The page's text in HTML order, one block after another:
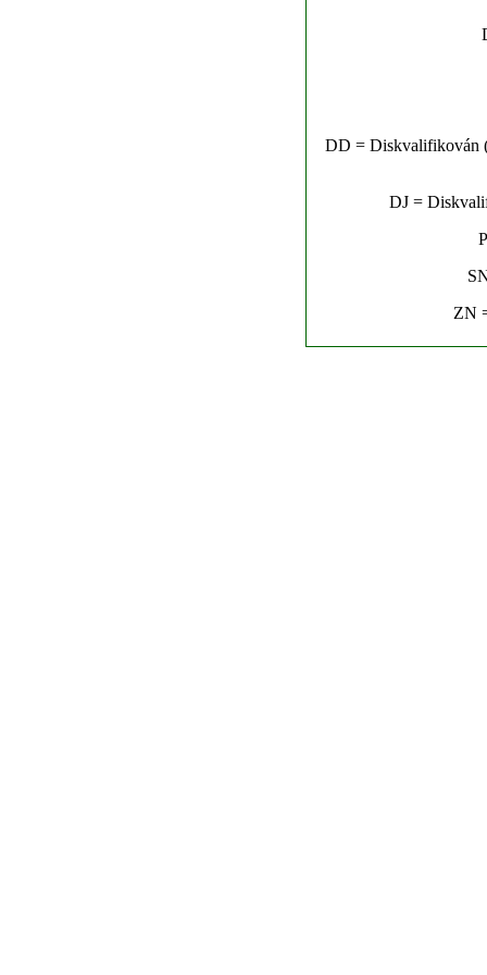
DD = Diskvalifikován
DJ =
ZN